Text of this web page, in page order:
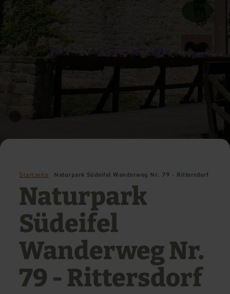
Startseite Naturpark Südeifel Wanderweg Nr. 79 - Rittersdorf
Naturpark
Südeifel
Wanderweg Nr.
79 - Rittersdorf